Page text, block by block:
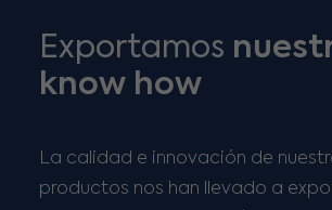
Exportamos
know how
La calidad e innovación de
productos nos han llevado a